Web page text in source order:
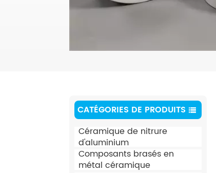
CATÉGORIES DE PRODUITS
Céramique de nitrure
d'aluminium
Composants brasés en
métal céramique